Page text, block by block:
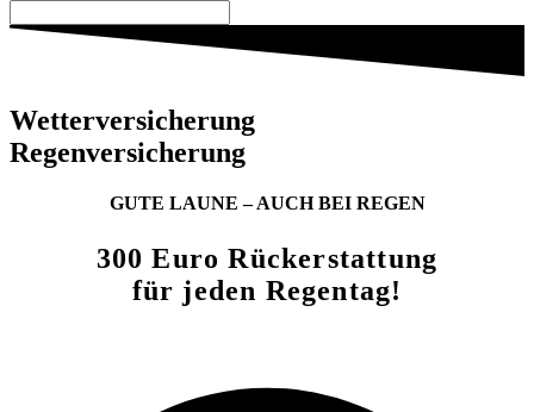
Wetterversicherung
Regenversicherung
GUTE LAUNE – AUCH BEI REGEN
300 Euro Rückerstattung
für jeden Regentag!